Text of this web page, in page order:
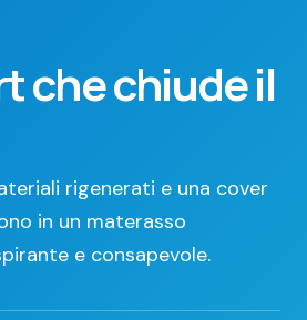
che chiude il
rigenerati e una cover
in un materasso
e consapevole.